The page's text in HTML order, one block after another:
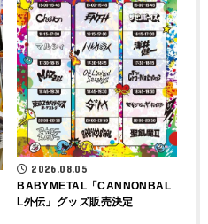
2026.08.05
BABYMETAL「CANNONBAL
L外伝」グッズ販売決定